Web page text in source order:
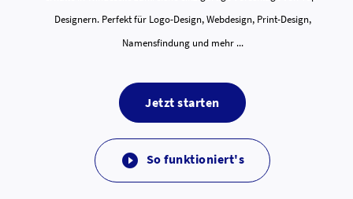
Designern. Perfekt für Logo-Design, Webdesign, Print-Design,
Namensfindung und mehr ...
Jetzt starten
 So funktioniert's